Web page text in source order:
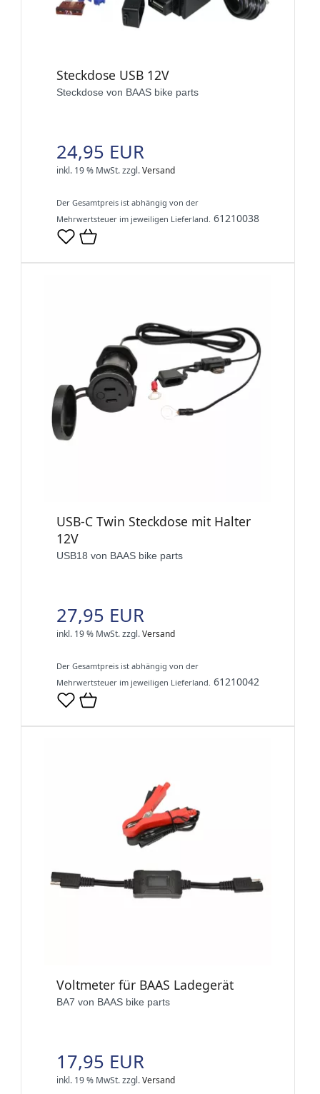
Steckdose USB 12V
Steckdose von BAAS bike parts
24,95 EUR
inkl. 19 % MwSt.zzgl.Versand
Der Gesamtpreis ist abhängig von der
Mehrwertsteuer im jeweiligen Lieferland. 61210038
USB-C Twin Steckdose mit Halter
12V
USB18 von BAAS bike parts
27,95 EUR
inkl. 19 % MwSt.zzgl.Versand
Der Gesamtpreis ist abhängig von der
Mehrwertsteuer im jeweiligen Lieferland. 61210042
Voltmeter für BAAS Ladegerät
BA7 von BAAS bike parts
17,95 EUR
inkl. 19 % MwSt.zzgl.Versand